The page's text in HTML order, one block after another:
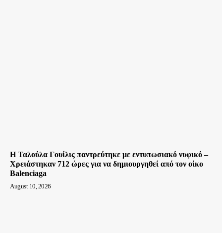
Η Ταλούλα Γουίλις παντρεύτηκε με εντυπωσιακό νυφικό –
Χρειάστηκαν 712 ώρες για να δημιουργηθεί από τον οίκο
Balenciaga
August 10, 2026